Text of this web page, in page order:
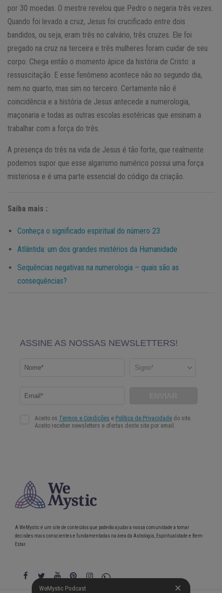
por 30 moedas. O mestre revelou que Pedro o negaria três vezes.
Quando foi levado a cruz, Jesus foi crucificado entre dois
bandidos, ou seja, eram três no calvário, três cruzes. Ele foi
pregado na cruz na terceira e três mulheres foram cuidar de seu
corpo. Chega então o momento ápice da história de Cristo: a
ressuscitação. E esse fenômeno acontece não no segundo dia,
nem no quarto, mas sim no terceiro. Certamente não é
coincidência e a história de Jesus antecede a numerologia,
maçonaria e todas as outras escolas esotéricas que ensinam a
trabalhar com a força do três.
A presença do três na vida de Jesus é tão forte, que realmente
podemos supor que esse algarismo numérico possui uma força
misteriosa e é uma parte essencial do código da criação.
Saiba mais :
Conheça o significado espiritual do número 23
Atlântida: um dos grandes mistérios da Humanidade
Sequências negativas na numerologia – quais são as
consequências?
WeMystic Podcast
A WeMystic é um site de conteúdos que poderão ajudar a nossa comunidade a tomar
decisões mais conscientes e fundamentadas na área da Astrologia, Espiritualidade e Bem-
Estar.
WeMystic Podcast